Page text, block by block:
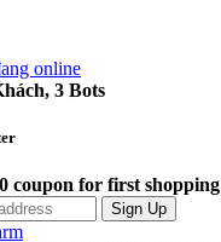
online
3 Bots
coupon for first shopping
Sign Up